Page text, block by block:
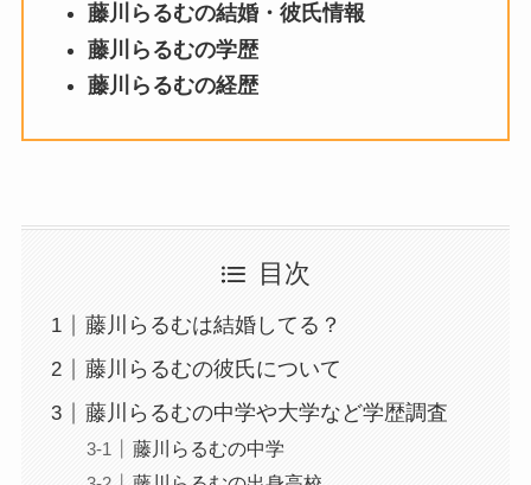
藤川らるむの結婚・彼氏情報
藤川らるむの学歴
藤川らるむの経歴
目次
藤川らるむは結婚してる？
藤川らるむの彼氏について
藤川らるむの中学や大学など学歴調査
藤川らるむの中学